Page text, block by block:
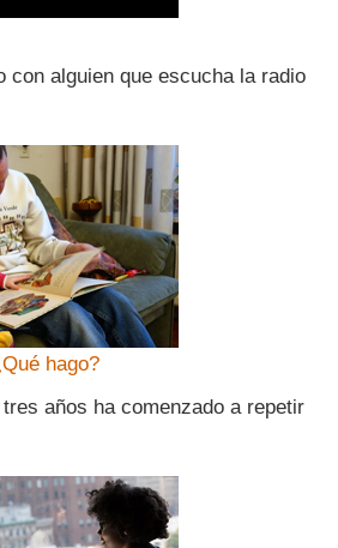
con alguien que escucha la radio
hago?
años ha comenzado a repetir